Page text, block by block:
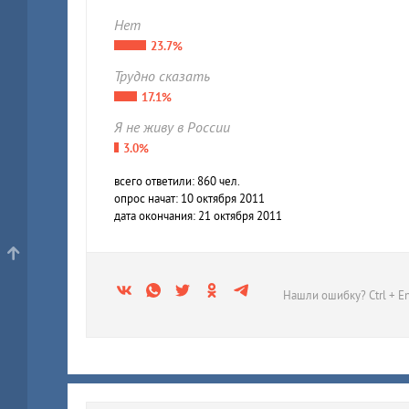
Нет
23.7%
Трудно сказать
17.1%
Я не живу в России
3.0%
всего ответили: 860 чел.
опрос начат: 10 октября 2011
дата окончания: 21 октября 2011
Нашли ошибку? Ctrl +